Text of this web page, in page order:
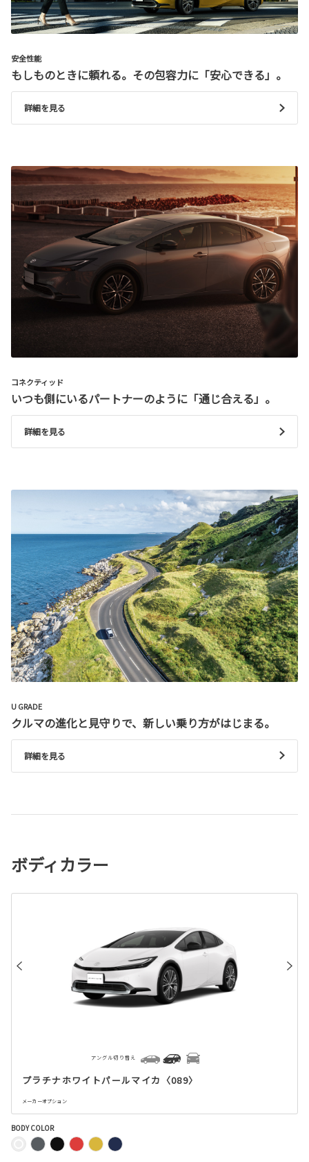
安全性能
もしものときに頼れる。その包容力に「安心できる」。
詳細を見る
コネクティッド
いつも側にいるパートナーのように「通じ合える」。
詳細を見る
U GRADE
クルマの進化と見守りで、新しい乗り方がはじまる。
詳細を見る
ボディカラー
プラチナホワイトパールマイカ〈089〉
メーカーオプション
アングル切り替え
BODY COLOR